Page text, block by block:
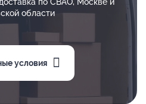
области
условия